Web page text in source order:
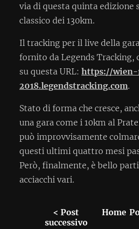
via di questa quinta edizione
classico dei 130km.
Il tracking per il live della
fornito da Legends Tracking,
su questa URL: https://wien-
2018.legendstracking.com.
Stato di forma che cresce,
una gara come i 10km al
può improvvisamente
questi ultimi quattro mesi
Però, finalmente, è bello
acciacchi vari.
< Post
successivo
Home